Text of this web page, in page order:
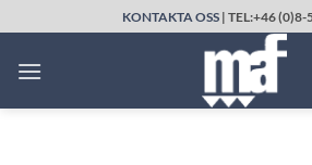
to
content
KONTAKTA OSS| TEL:+46 (0)8-